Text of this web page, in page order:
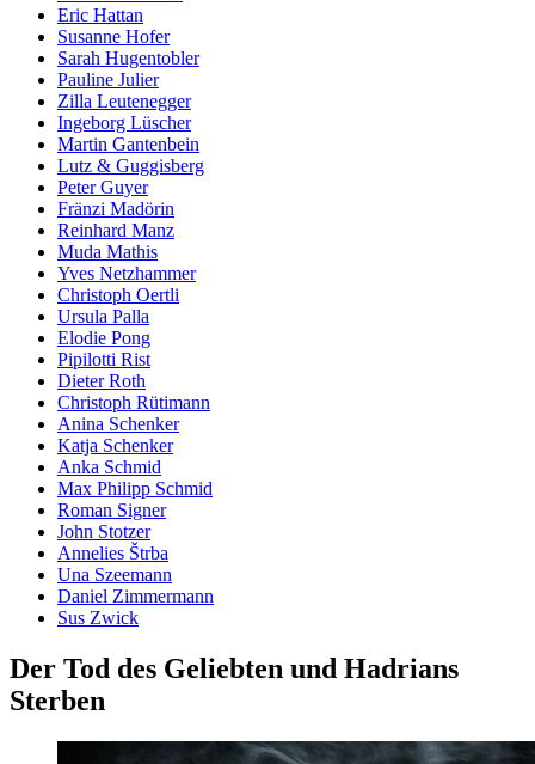
Eric Hattan
Susanne Hofer
Sarah Hugentobler
Pauline Julier
Zilla Leutenegger
Ingeborg Lüscher
Martin Gantenbein
Lutz & Guggisberg
Peter Guyer
Fränzi Madörin
Reinhard Manz
Muda Mathis
Yves Netzhammer
Christoph Oertli
Ursula Palla
Elodie Pong
Pipilotti Rist
Dieter Roth
Christoph Rütimann
Anina Schenker
Katja Schenker
Anka Schmid
Max Philipp Schmid
Roman Signer
John Stotzer
Annelies Štrba
Una Szeemann
Daniel Zimmermann
Sus Zwick
Der Tod des Geliebten und Hadrians
Sterben